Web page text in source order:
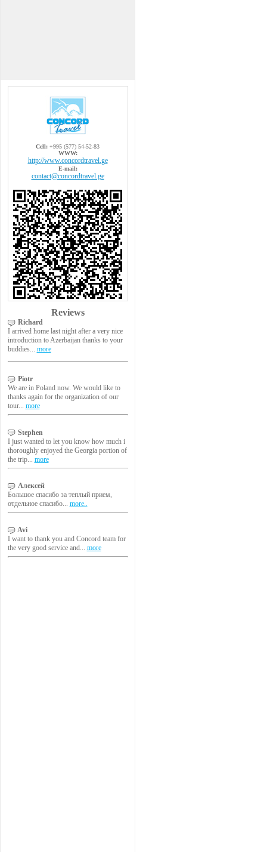
Cell: +995 (577) 54-52-83
WWW:
http://www.concordtravel.ge
E-mail:
contact@concordtravel.ge
Reviews
Richard
I arrived home last night after a very nice
introduction to Azerbaijan thanks to your
buddies... more
Piotr
We are in Poland now. We would like to
thanks again for the organization of our
tour... more
Stephen
I just wanted to let you know how much i
thoroughly enjoyed the Georgia portion of
the trip... more
Алексей
Большое спасибо за теплый прием,
отдельное спасибо... more..
Avi
I want to thank you and Concord team for
the very good service and... more